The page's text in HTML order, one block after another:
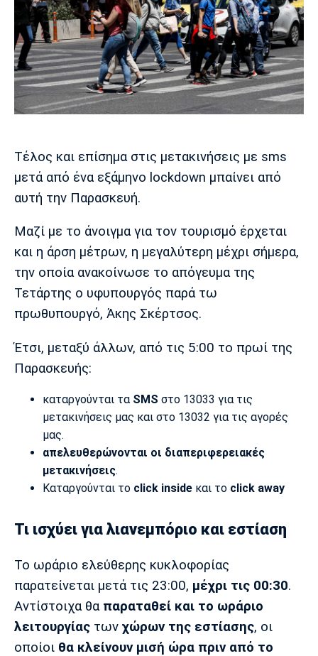
Ποδόσφαιρο Γυναικών
Βιβλίο
Μουσική
Πολιτισμός
Έντυπη έκδοση
Στήλες
Τραγούδια
Cine Spot
Running
Παρασκήνιο
Πρόγραμμα TV
Παναχαϊκή Ηρακλής Βόλος
Ιωνικός Κηφισιά Πανσερραϊκός
Μπαρτσελόνα
Γιουνάιτεντ
Τσέλσι
Λίβερπουλ
Ίντερ Μίλαν Μπάγερν
Μπορούσια
Παρί Σεν
Μαρσέιγ
Μονακό
Αστέρας
Τότεναμ
Τέλος και επίσημα στις μετακινήσεις με sms
μετά από ένα εξάμηνο lockdown μπαίνει από
αυτή την Παρασκευή.
Μαζί με το άνοιγμα για τον τουρισμό έρχεται
και η άρση μέτρων, η μεγαλύτερη μέχρι σήμερα,
την οποία ανακοίνωσε το απόγευμα της
Τετάρτης ο υφυπουργός παρά τω
πρωθυπουργό, Άκης Σκέρτσος.
Έτσι, μεταξύ άλλων, από τις 5:00 το πρωί της
Παρασκευής:
καταργούνται ταSMS στο 13033 για τις
μετακινήσεις μας και στο 13032 για τις αγορές
μας.
απελευθερώνονται οι διαπεριφερειακές
μετακινήσεις.
Καταργούνται το click inside και το click away
Τι ισχύει για λιανεμπόριο και εστίαση
Το ωράριο ελεύθερης κυκλοφορίας
παρατείνεται μετά τις 23:00, μέχρι τις 00:30.
Αντίστοιχα θαπαραταθεί και το ωράριο
λειτουργίας των χώρων της εστίασης, οι
οποίοι θα κλείνουν μισή ώρα πριν από το